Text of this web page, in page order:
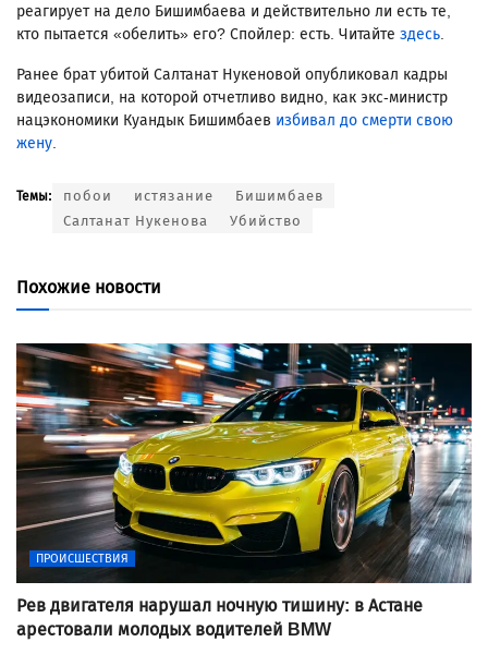
реагирует на дело Бишимбаева и действительно ли есть те,
кто пытается «обелить» его? Спойлер: есть. Читайте здесь.
Ранее брат убитой Салтанат Нукеновой опубликовал кадры
видеозаписи, на которой отчетливо видно, как экс-министр
нацэкономики Куандык Бишимбаев избивал до смерти свою
жену.
Темы: побои истязание
Бишимбаев
Салтанат Нукенова
Убийство
Похожие новости
ПРОИСШЕСТВИЯ
Рев двигателя нарушал ночную тишину: в Астане
арестовали молодых водителей BMW